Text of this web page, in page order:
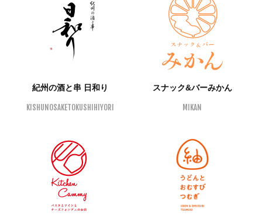
紀州の酒と串 日和り
KISHUNOSAKETOKUSHIHIYORI
スナック&バーみかん
MIKAN